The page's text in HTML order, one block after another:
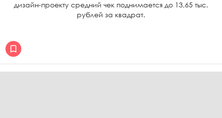
дизайн-проекту средний чек поднимается до 13,65 тыс.
рублей за квадрат.